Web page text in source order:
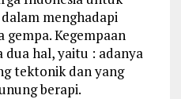
menghadapi
gempa. Kegempaan
hal, yaitu : adanya
tektonik dan yang
berapi.